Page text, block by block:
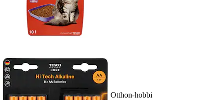
Otthon-hobbi